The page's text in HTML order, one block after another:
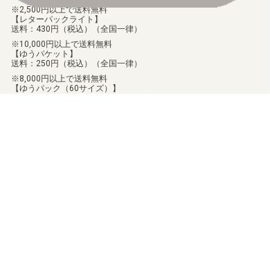
2,500円以上で送料無料
【レターパックライト】
送料：430円（税込）（全国一律）
10,000円以上で送料無料
【ゆうパケット】
送料：250円（税込）（全国一律）
8,000円以上で送料無料
【ゆうパック（60サイズ）】